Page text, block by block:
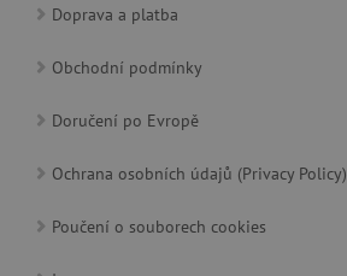
Doprava a platba
Obchodní podmínky
Doručení po Evropě
Ochrana osobních údajů (Privacy Policy)
Poučení o souborech cookies